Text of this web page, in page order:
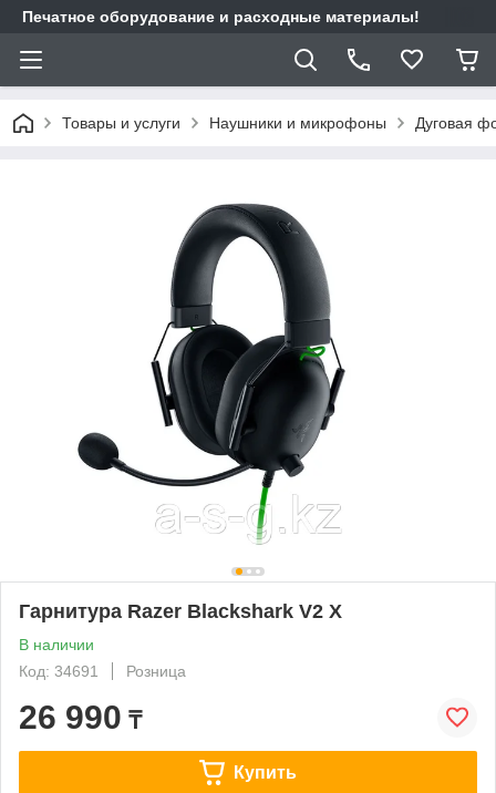
Печатное оборудование и расходные материалы!
Товары и услуги Наушники и микрофоны Дуговая
Гарнитура Razer Blackshark V2 X
В наличии
Код: 34691
Розница
26 990 ₸
Купить